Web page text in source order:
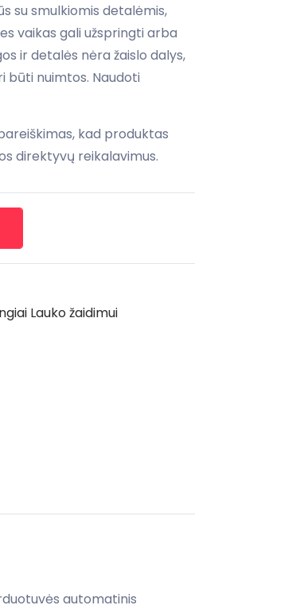
su smulkiomis detalėmis,
vaikas gali užspringti arba
ir detalės nėra žaislo dalys,
būti nuimtos. Naudoti
kad produktas
direktyvų reikalavimus.
Lauko žaidimui
automatinis